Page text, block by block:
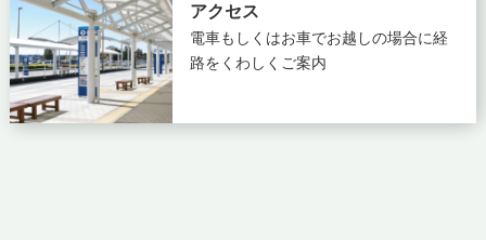
アクセス
電車もしくはお車でお越しの場合に経
路をくわしくご案内